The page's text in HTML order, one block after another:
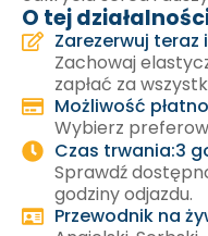
O tej
Zarezerwuj teraz
Zachowaj
zapłać za
Możliwość
Wybierz
Czas trwania:3
Sprawdź
godziny odjazdu.
Przewodnik na